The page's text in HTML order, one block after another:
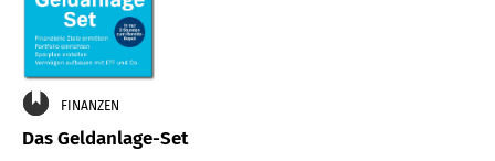
FINANZEN
Das Geldanlage-Set